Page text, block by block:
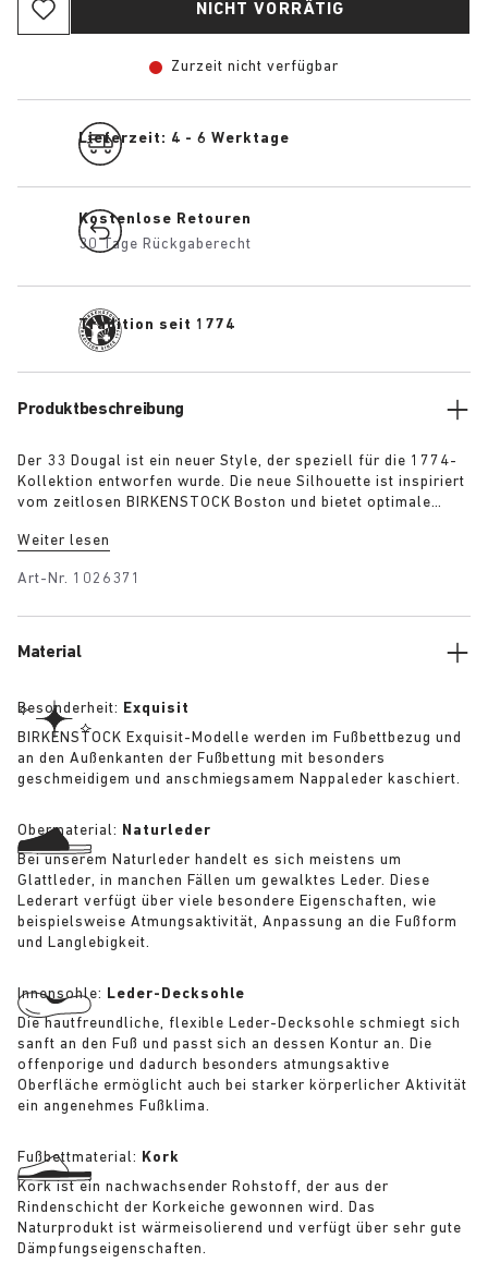
NICHT VORRÄTIG
Zurzeit nicht verfügbar
Lieferzeit: 4 - 6 Werktage
Kostenlose Retouren
30 Tage Rückgaberecht
Tradition seit 1774
Produktbeschreibung
Der 33 Dougal ist ein neuer Style, der speziell für die 1774-
Kollektion entworfen wurde. Die neue Silhouette ist inspiriert
vom zeitlosen BIRKENSTOCK Boston und bietet optimale
glänzendem Glattleder gefertigt und verfügt über eine
verschiedenen herbstlichen Farben: Schwarz und Green Moss.
Weiter lesen
Art-Nr. 1026371
Material
Besonderheit: Exquisit
BIRKENSTOCK Exquisit-Modelle werden im Fußbettbezug und
an den Außenkanten der Fußbettung mit besonders
geschmeidigem und anschmiegsamem Nappaleder kaschiert.
Obermaterial: Naturleder
Bei unserem Naturleder handelt es sich meistens um
Glattleder, in manchen Fällen um gewalktes Leder. Diese
Lederart verfügt über viele besondere Eigenschaften, wie
beispielsweise Atmungsaktivität, Anpassung an die Fußform
und Langlebigkeit.
Innensohle: Leder-Decksohle
Die hautfreundliche, flexible Leder-Decksohle schmiegt sich
sanft an den Fuß und passt sich an dessen Kontur an. Die
offenporige und dadurch besonders atmungsaktive
Oberfläche ermöglicht auch bei starker körperlicher Aktivität
ein angenehmes Fußklima.
Fußbettmaterial: Kork
Kork ist ein nachwachsender Rohstoff, der aus der
Rindenschicht der Korkeiche gewonnen wird. Das
Naturprodukt ist wärmeisolierend und verfügt über sehr gute
Dämpfungseigenschaften.